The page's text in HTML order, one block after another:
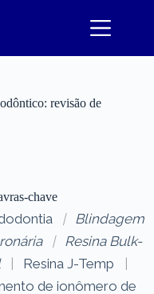
revisão de
chave
| Blindagem
| Resina Bulk-
| Resina J-Temp
|
de ionômero de